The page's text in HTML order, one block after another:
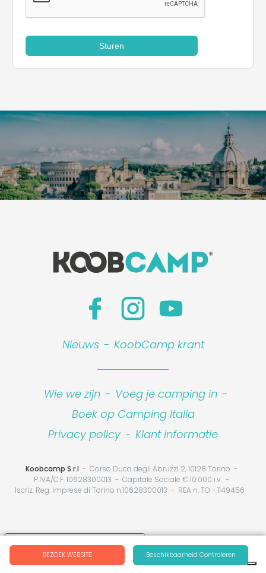
BEZOEK WEBSITE Beschikbaarheid Controleren
Sturen
Nieuws - KoobCamp krant
Wie we zijn - Voeg je camping in -
Boek op Camping Italia
Privacy policy - Klant informatie
Koobcamp S.r.l
Corso Duca degli Abruzzi 2, 10128 Torino
P.IVA/C.F. 10628300013
Capitale Sociale € 10.000 i.v.
Iscriz. Reg. Imprese di Torino n.10628300013
REA n. TO - 1149456
Your Privacy Choices